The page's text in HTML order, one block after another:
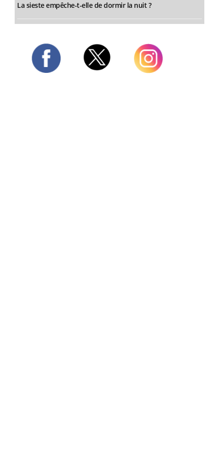
La sieste empêche-t-elle de dormir la nuit ?